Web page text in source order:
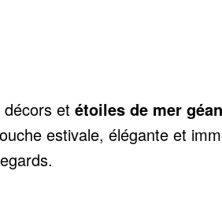
et étoiles de mer
estivale, élégante et